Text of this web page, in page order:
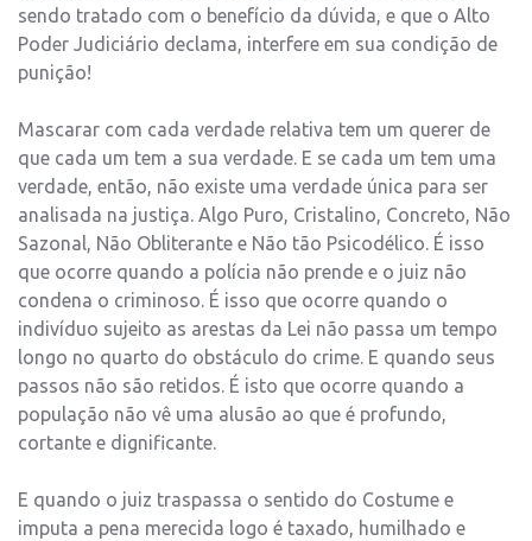
sendo tratado com o benefício da dúvida, e que o Alto
Poder Judiciário declama, interfere em sua condição de
punição!
Mascarar com cada verdade relativa tem um querer de
que cada um tem a sua verdade. E se cada um tem uma
verdade, então, não existe uma verdade única para ser
analisada na justiça. Algo Puro, Cristalino, Concreto, Não
Sazonal, Não Obliterante e Não tão Psicodélico. É isso
que ocorre quando a polícia não prende e o juiz não
condena o criminoso. É isso que ocorre quando o
indivíduo sujeito as arestas da Lei não passa um tempo
longo no quarto do obstáculo do crime. E quando seus
passos não são retidos. É isto que ocorre quando a
população não vê uma alusão ao que é profundo,
cortante e dignificante.
E quando o juiz traspassa o sentido do Costume e
imputa a pena merecida logo é taxado, humilhado e